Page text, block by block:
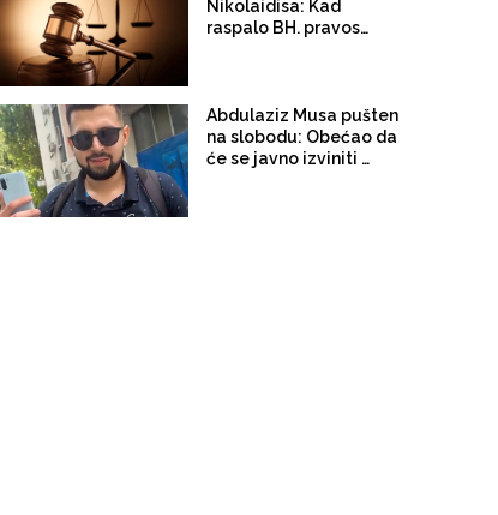
Nikolaidisa: Kad
raspalo BH. pravosuđe
Abdulaziz Musa pušten
na slobodu: Obećao da
će se javno izviniti Avdi